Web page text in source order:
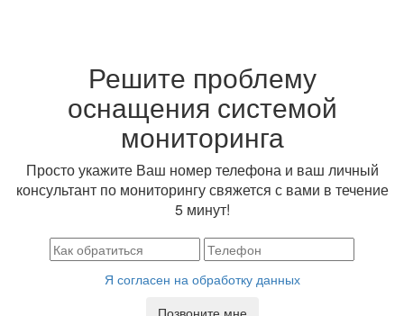
Решите проблему
оснащения системой
мониторинга
Просто укажите Ваш номер телефона и ваш личный
консультант по мониторингу свяжется с вами в течение
5 минут!
Я согласен на обработку данных
Позвоните мне